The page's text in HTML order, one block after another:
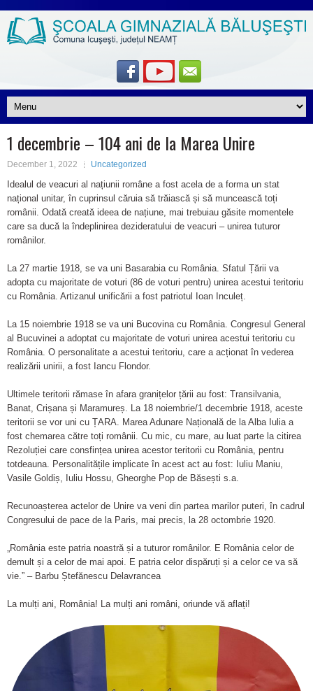
1 decembrie – 104 ani de la Marea Unire
December 1, 2022 Uncategorized
Idealul de veacuri al națiunii române a fost acela de a forma un stat
național unitar, în cuprinsul căruia să trăiască și să muncească toți
românii. Odată creată ideea de națiune, mai trebuiau găsite momentele
care sa ducă la îndeplinirea dezideratului de veacuri – unirea tuturor
românilor.
La 27 martie 1918, se va uni Basarabia cu România. Sfatul Țării va
adopta cu majoritate de voturi (86 de voturi pentru) unirea acestui teritoriu
cu România. Artizanul unificării a fost patriotul Ioan Inculeț.
La 15 noiembrie 1918 se va uni Bucovina cu România. Congresul General
al Bucuvinei a adoptat cu majoritate de voturi unirea acestui teritoriu cu
România. O personalitate a acestui teritoriu, care a acționat în vederea
realizării unirii, a fost Iancu Flondor.
Ultimele teritorii rămase în afara granițelor țării au fost: Transilvania,
Banat, Crișana și Maramureș. La 18 noiembrie/1 decembrie 1918, aceste
teritorii se vor uni cu ȚARA. Marea Adunare Națională de la Alba Iulia a
fost chemarea către toți românii. Cu mic, cu mare, au luat parte la citirea
Rezoluției care consfințea unirea acestor teritorii cu România, pentru
totdeauna. Personalitățile implicate în acest act au fost: Iuliu Maniu,
Vasile Goldiș, Iuliu Hossu, Gheorghe Pop de Băsești s.a.
Recunoașterea actelor de Unire va veni din partea marilor puteri, în cadrul
Congresului de pace de la Paris, mai precis, la 28 octombrie 1920.
„România este patria noastră și a tuturor românilor. E România celor de
demult și a celor de mai apoi. E patria celor dispăruți și a celor ce va să
vie.” – Barbu Ștefănescu Delavrancea
La mulți ani, România! La mulți ani români, oriunde vă aflați!